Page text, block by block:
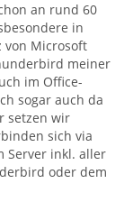
an rund 60
in
von Microsoft
meiner
im Office-
sogar auch da
setzen wir
sich via
Server inkl. aller
oder dem